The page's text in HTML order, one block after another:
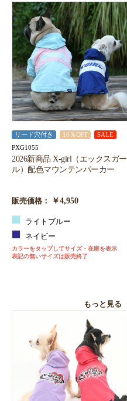
リード穴付き 10％OFF SALE
PXG1055
2026新商品 X-girl（エックスガー
ル）配色マウンテンパーカー
販売価格： ￥4,950
ライトブルー
ネイビー
カラーをタップしてサイズ・在庫を表示
表記の無いサイズは販売終了
もっと見る